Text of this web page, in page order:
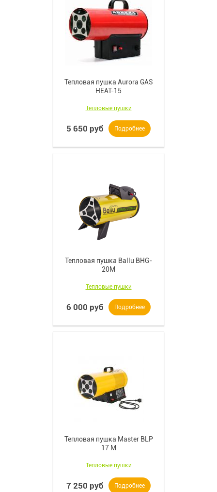
Тепловая пушка Aurora GAS
HEAT-15
Тепловые пушки
5 650 руб Подробнее
Тепловая пушка Ballu BHG-
20M
Тепловые пушки
6 000 руб Подробнее
Тепловая пушка Master BLP
17 M
Тепловые пушки
7 250 руб Подробнее